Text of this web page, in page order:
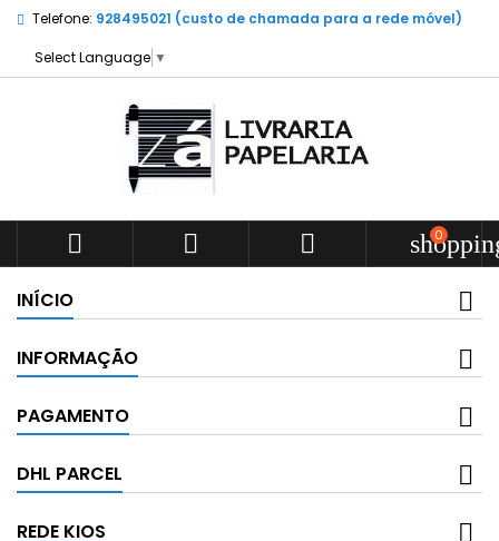
Telefone: 928495021 (custo de chamada para a rede móvel)
Select Language ▼
   0
INÍCIO
INFORMAÇÃO
PAGAMENTO
DHL PARCEL
REDE KIOS